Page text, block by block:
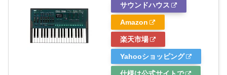
サウンドハウス
Amazon
楽天市場
Yahooショッピング